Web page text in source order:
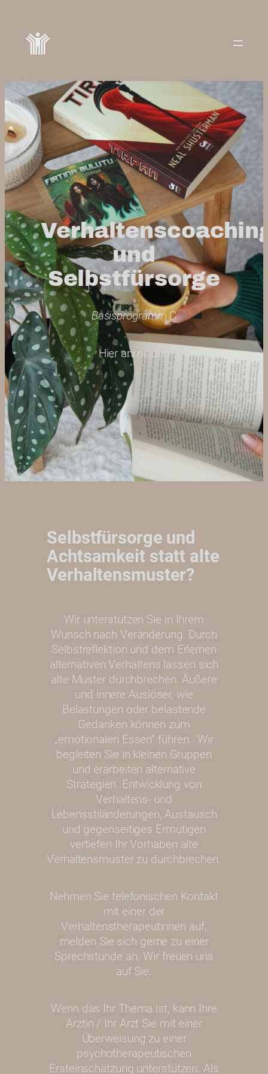
und
Selbstfürsorge
BasisprogrammC
Hier anmelden
Selbstfürsorge und
Achtsamkeit statt alte
Verhaltensmuster?
Wir unterstützen Sie in Ihrem
Wunsch nach Veränderung. Durch
Selbstreflektion und dem Erlernen
alternativen Verhaltens lassen sich
alte Muster durchbrechen. Äußere
und innere Auslöser, wie
Belastungen oder belastende
Gedanken können zum
„emotionalen Essen“ führen. Wir
begleiten Sie in kleinen Gruppen
und erarbeiten alternative
Strategien. Entwicklung von
Verhaltens- und
Lebensstiländerungen, Austausch
und gegenseitiges Ermutigen
vertiefen Ihr Vorhaben alte
Verhaltensmuster zu durchbrechen.
Nehmen Sie telefonischen Kontakt
mit einer der
Verhaltenstherapeutinnen auf,
melden Sie sich gerne zu einer
Sprechstunde an. Wir freuen uns
auf Sie.
Wenn das Ihr Thema ist, kann Ihre
Ärztin / Ihr Arzt Sie mit einer
Überweisung zu einer
psychotherapeutischen
Ersteinschätzung unterstützen. Als